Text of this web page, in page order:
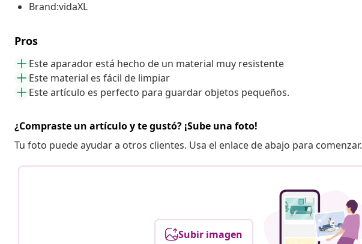
Brand:vidaXL
Pros
Este aparador está hecho de un material muy resistente
Este material es fácil de limpiar
Este artículo es perfecto para guardar objetos pequeños.
¿Compraste un artículo y te gustó? ¡Sube una foto!
Tu foto puede ayudar a otros clientes. Usa el enlace de abajo para comenzar.
Subir imagen